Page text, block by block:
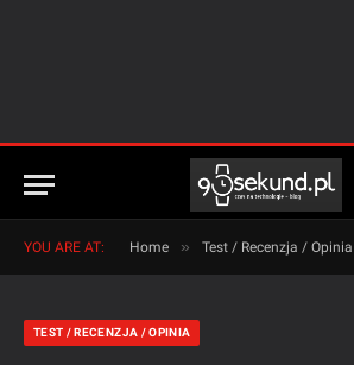
YOU ARE AT: Home » Test / Recenzja / Opinia
TEST / RECENZJA / OPINIA